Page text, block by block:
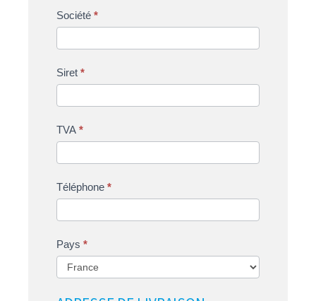
Société *
Siret *
TVA *
Téléphone *
Pays *